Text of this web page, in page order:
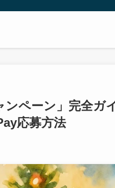
ペーン」完全ガ
応募方法